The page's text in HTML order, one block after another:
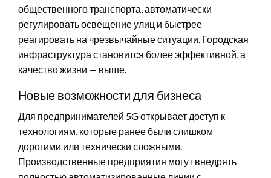
общественного транспорта, автоматически
регулировать освещение улиц и быстрее
реагировать на чрезвычайные ситуации. Городская
инфраструктура становится более эффективной, а
качество жизни — выше.
Новые возможности для бизнеса
Для предпринимателей 5G открывает доступ к
технологиям, которые ранее были слишком
дорогими или технически сложными.
Производственные предприятия могут внедрять